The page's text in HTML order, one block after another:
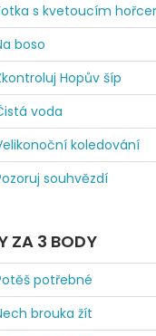
s kvetoucím
boso
Hopův šíp
voda
koledování
souhvězdí
ZA 3 BODY
potřebné
brouka žít